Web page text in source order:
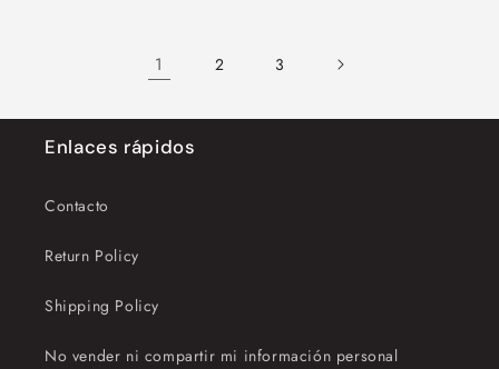
1 2 3
Enlaces rápidos
Contacto
Return Policy
Shipping Policy
No vender ni compartir mi información personal